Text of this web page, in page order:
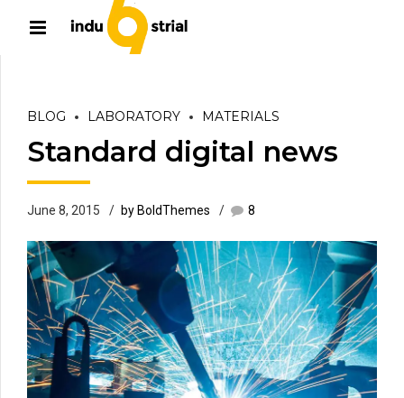
BLOG LABORATORY MATERIALS
Standard digital news
June 8, 2015 by BoldThemes 8